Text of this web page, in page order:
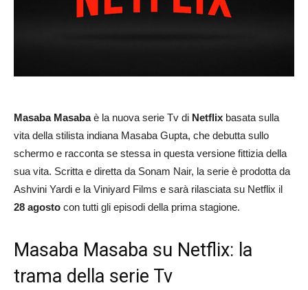
Masaba Masabaè la nuova serie Tv di Netflix basata sulla
vita della stilista indiana Masaba Gupta, che debutta sullo
schermo e racconta se stessa in questa versione fittizia della
sua vita. Scritta e diretta da Sonam Nair, la serie è prodotta da
Ashvini Yardi e la Viniyard Films e sarà rilasciata su Netflix il
28 agosto con tutti gli episodi della prima stagione.
Masaba Masaba su Netflix: la
trama della serie Tv